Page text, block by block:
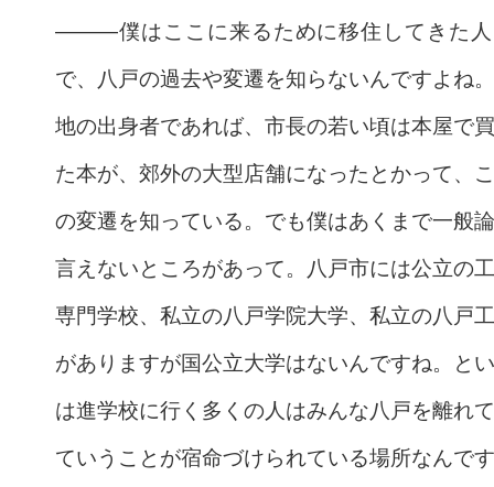
———僕はここに来るために移住してきた人
で、八戸の過去や変遷を知らないんですよね
地の出身者であれば、市長の若い頃は本屋で
た本が、郊外の大型店舗になったとかって、
の変遷を知っている。でも僕はあくまで一般
言えないところがあって。 八戸市には公立の
専門学校、私立の八戸学院大学、私立の八戸
がありますが国公立大学はないんですね。と
は進学校に行く多くの人はみんな八戸を離れ
ていうことが宿命づけられている場所なんで